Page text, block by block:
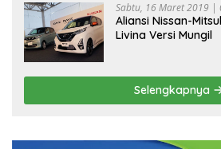
Sabtu, 16 Maret 2019 |
Aliansi Nissan-
Livina Versi Mungil
Selengkapnya